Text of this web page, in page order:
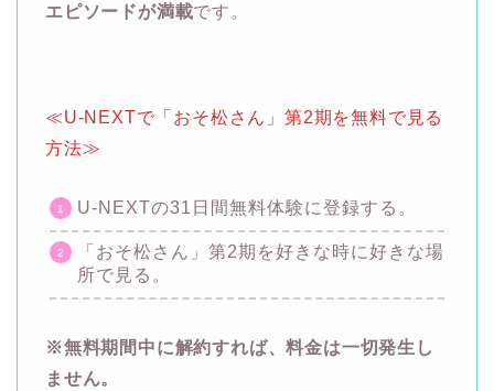
エピソードが満載です。
≪U-NEXTで「おそ松さん」第2期を無料で見る
方法≫
U-NEXTの31日間無料体験に登録する。
「おそ松さん」第2期を好きな時に好きな場
所で見る。
※無料期間中に解約すれば、料金は一切発生し
ません。